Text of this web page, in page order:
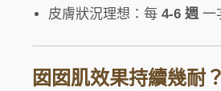
皮膚狀況理想：每 4-6 週一
囡囡肌效果持續幾耐？